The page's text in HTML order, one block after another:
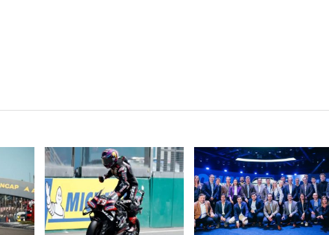
VER NOTA VER NOTA